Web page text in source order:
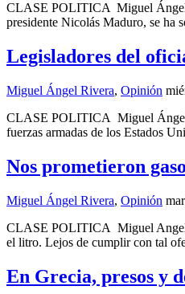
CLASE POLITICA Miguel Ángel
presidente Nicolás Maduro, se ha
Legisladores del
Miguel Ángel Rivera, Opinión
CLASE POLITICA Miguel Ángel
fuerzas armadas de los Estados
Nos prometieron
Miguel Ángel Rivera, Opinión
CLASE POLITICA Miguel Angel
el litro. Lejos de cumplir con tal
En Grecia, presos y